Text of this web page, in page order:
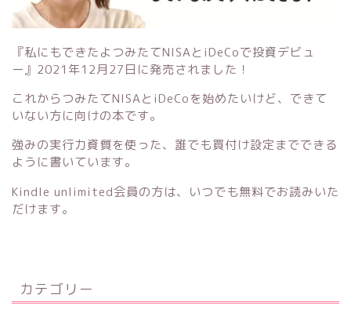
『私にもできたよつみたてNISAとiDeCoで投資デビュ
ー』 2021年12月27日に発売されました！
これからつみたてNISAとiDeCoを始めたいけど、できて
いない方に向けの本です。
強みの実行力資質を使った、誰でも買付け設定までできる
ように書いています。
Kindle unlimited会員の方は、いつでも無料でお読みいた
だけます。
カテゴリー